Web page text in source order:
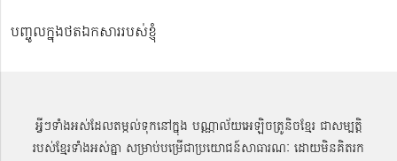
បញ្ចូលក្នុងថតឯកសាររបស់ខ្ញុំ
អ្វីៗទាំងអស់ដែលតម្កល់ទុកនៅក្នុង បណ្ណាល័យអេឡិចត្រូនិចខ្មែរ ជាសម្បតិ្ត
របស់ខ្មែរទាំងអស់គ្នា សម្រាប់បម្រើជាប្រយោជន៍សាធារណៈ ដោយមិនគិតរក